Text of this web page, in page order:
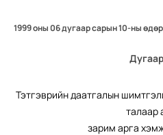
1999 оны 06 дугаар сарын 10-ны өдөр
Тэтгэврийн даатгалын
талаар
зарим арга